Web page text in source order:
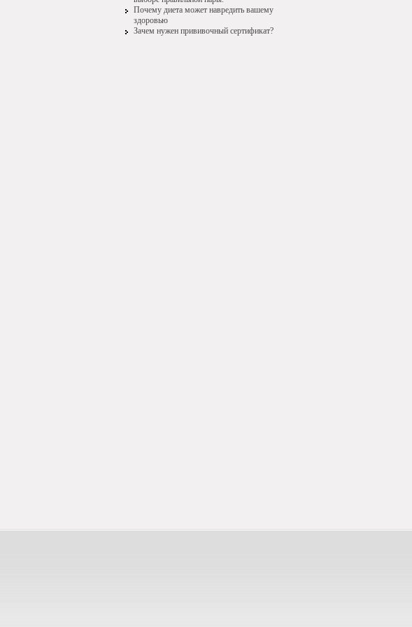
Почему диета может навредить вашему
здоровью
Зачем нужен прививочный сертификат?